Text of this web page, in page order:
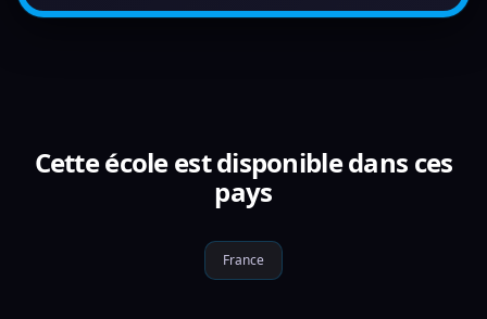
Cette école est disponible dans ces
pays
France